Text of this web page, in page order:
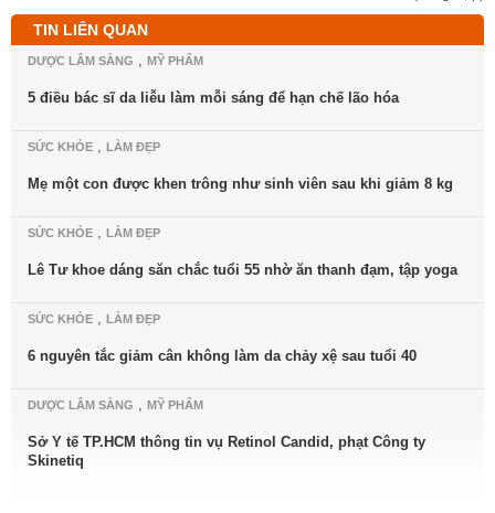
TIN LIÊN QUAN
DƯỢC LÂM SÀNG MỸ PHẨM
5 điều bác sĩ da liễu làm mỗi sáng để hạn chế lão hóa
SỨC KHỎE LÀM ĐẸP
Mẹ một con được khen trông như sinh viên sau khi giảm 8 kg
SỨC KHỎE LÀM ĐẸP
Lê Tư khoe dáng săn chắc tuổi 55 nhờ ăn thanh đạm, tập yoga
SỨC KHỎE LÀM ĐẸP
6 nguyên tắc giảm cân không làm da chảy xệ sau tuổi 40
DƯỢC LÂM SÀNG MỸ PHẨM
Sở Y tế TP.HCM thông tin vụ Retinol Candid, phạt Công ty
Skinetiq